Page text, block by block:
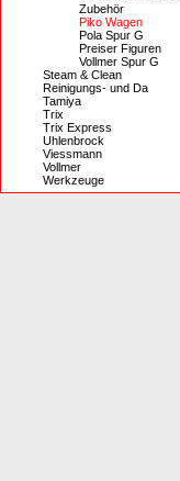
Zubehör
Piko Wagen
Pola Spur G
Preiser Figuren
Vollmer Spur G
Steam & Clean
Reinigungs- und Da
Tamiya
Trix
Trix Express
Uhlenbrock
Viessmann
Vollmer
Werkzeuge